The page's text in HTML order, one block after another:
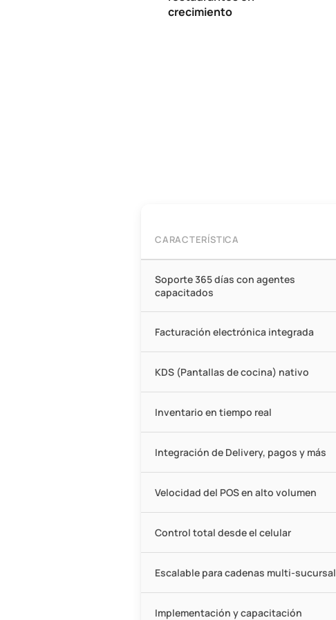
crecimiento
CARACTERÍSTICA
Soporte 365 días con agentes
capacitados
Facturación electrónica integrada
KDS (Pantallas de cocina) nativo
Inventario en tiempo real
Integración de Delivery, pagos y más
Velocidad del POS en alto volumen
Control total desde el celular
Escalable para cadenas multi-sucursal
Implementación y capacitación